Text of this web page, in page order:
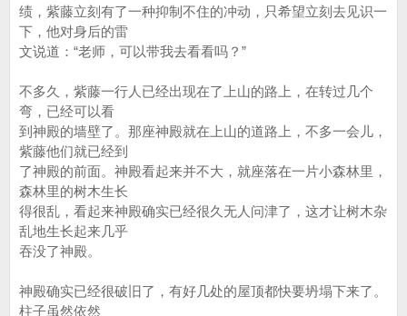
绩，紫藤立刻有了一种抑制不住的冲动，只希望立刻去见识一
下，他对身后的雷
文说道：“老师，可以带我去看看吗？”
不多久，紫藤一行人已经出现在了上山的路上，在转过几个
弯，已经可以看
到神殿的墙壁了。那座神殿就在上山的道路上，不多一会儿，
紫藤他们就已经到
了神殿的前面。神殿看起来并不大，就座落在一片小森林里，
森林里的树木生长
得很乱，看起来神殿确实已经很久无人问津了，这才让树木杂
乱地生长起来几乎
吞没了神殿。
神殿确实已经很破旧了，有好几处的屋顶都快要坍塌下来了。
柱子虽然依然